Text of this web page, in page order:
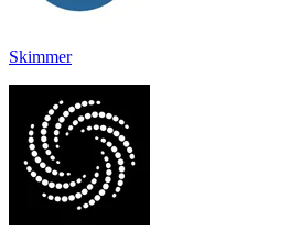
Skimmer